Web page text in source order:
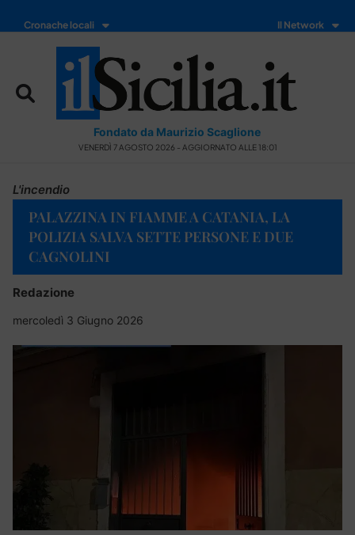
Cronache locali Il Network
Fondato da Maurizio Scaglione
VENERDÌ 7 AGOSTO 2026 - AGGIORNATO ALLE 18:01
L'incendio
PALAZZINA IN FIAMME A CATANIA, LA
POLIZIA SALVA SETTE PERSONE E DUE
CAGNOLINI
Redazione
mercoledì 3 Giugno 2026